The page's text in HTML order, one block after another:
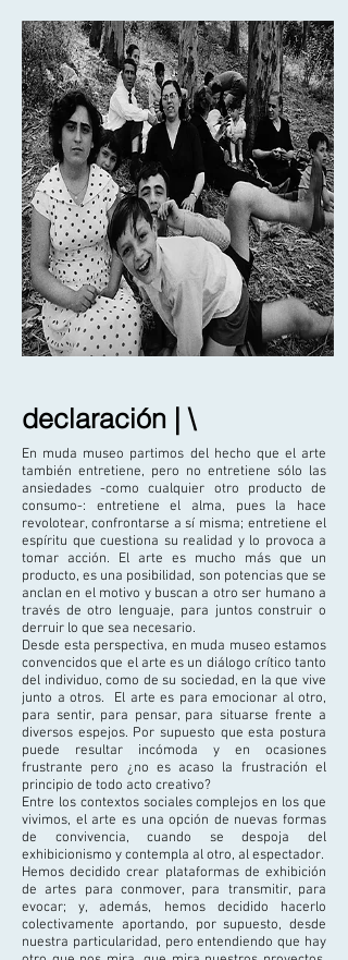
declaración | \
En muda museo partimos del hecho que el arte
también entretiene, pero no entretiene sólo las
ansiedades -como cualquier otro producto de
consumo-: entretiene el alma, pues la hace
revolotear, confrontarse a sí misma; entretiene el
espíritu que cuestiona su realidad y lo provoca a
tomar acción. El arte es mucho más que un
producto, es una posibilidad, son potencias que se
anclan en el motivo y buscan a otro ser humano a
través de otro lenguaje, para juntos construir o
derruir lo que sea necesario.
Desde esta perspectiva, en muda museo estamos
convencidos que el arte es un diálogo crítico tanto
del individuo, como de su sociedad, en la que vive
junto a otros. El arte es para emocionar al otro,
para sentir, para pensar, para situarse frente a
diversos espejos. Por supuesto que esta postura
puede resultar incómoda y en ocasiones
frustrante pero ¿no es acaso la frustración el
principio de todo acto creativo?
Entre los contextos sociales complejos en los que
vivimos, el arte es una opción de nuevas formas
de convivencia, cuando se despoja del
exhibicionismo y contempla al otro, al espectador.
Hemos decidido crear plataformas de exhibición
de artes para conmover, para transmitir, para
evocar; y, además, hemos decidido hacerlo
colectivamente aportando, por supuesto, desde
nuestra particularidad, pero entendiendo que hay